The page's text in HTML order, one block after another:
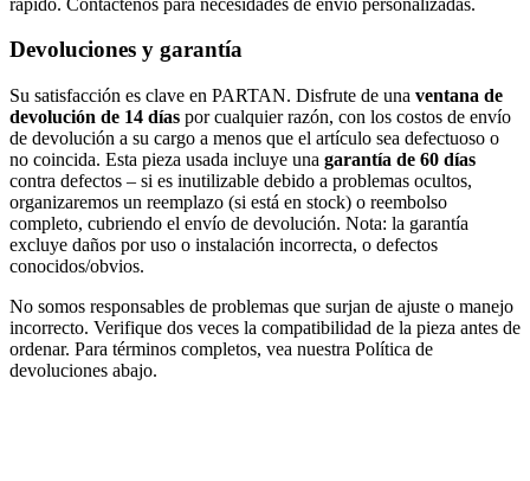
Devoluciones y garantía
Su satisfacción es clave en PARTAN. Disfrute de una ventana de
devolución de 14 días por cualquier razón, con los costos de envío
de devolución a su cargo a menos que el artículo sea defectuoso o
no coincida. Esta pieza usada incluye una garantía de 60 días
contra defectos – si es inutilizable debido a problemas ocultos,
organizaremos un reemplazo (si está en stock) o reembolso
completo, cubriendo el envío de devolución. Nota: la garantía
excluye daños por uso o instalación incorrecta, o defectos
conocidos/obvios.
No somos responsables de problemas que surjan de ajuste o manejo
incorrecto. Verifique dos veces la compatibilidad de la pieza antes de
ordenar. Para términos completos, vea nuestra Política de
devoluciones abajo.